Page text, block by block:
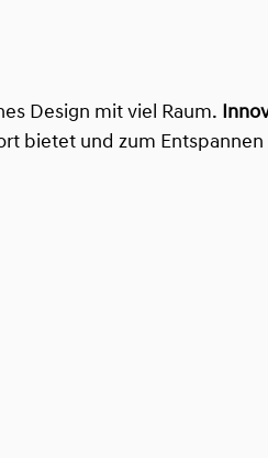
Design mit viel Raum.
bietet und zum Entspannen